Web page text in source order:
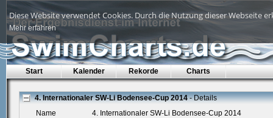
Diese Website verwendet Cookies. Durch die Nutzung dieser Webseite
Mehr erfahren
Start Kalender Rekorde Charts
4. Internationaler SW-Li Bodensee-Cup 2014- Details
Name
4. Internationaler SW-Li Bodensee-Cup 2014